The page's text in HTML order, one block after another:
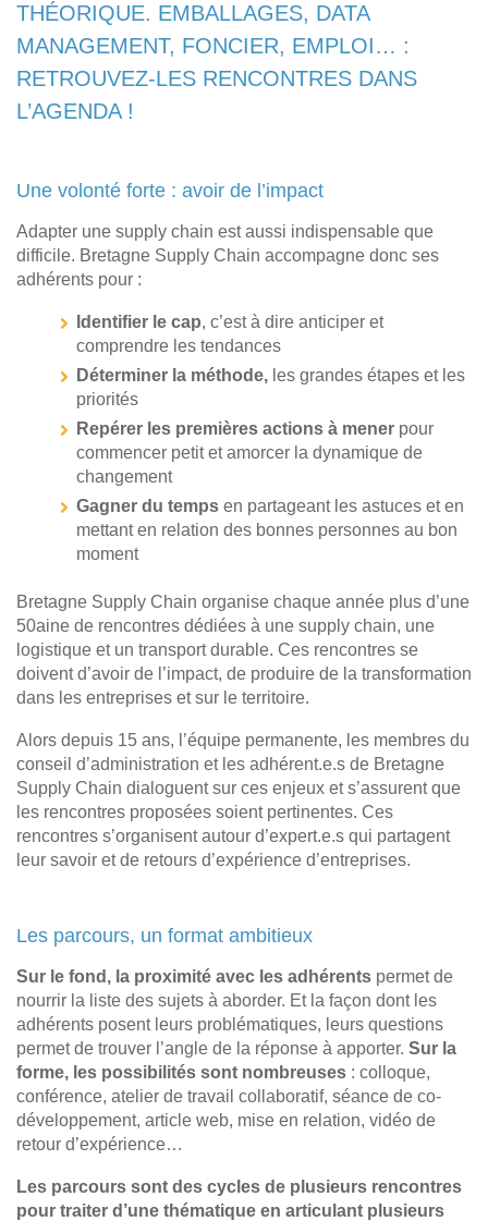
THÉORIQUE. EMBALLAGES, DATA
MANAGEMENT, FONCIER, EMPLOI… :
RETROUVEZ-LES RENCONTRES DANS
L’AGENDA !
Une volonté forte : avoir de l’impact
Adapter une supply chain est aussi indispensable que
difficile. Bretagne Supply Chain accompagne donc ses
adhérents pour :
Identifier le cap, c’est à dire anticiper et
comprendre les tendances
Déterminer la méthode, les grandes étapes et les
priorités
Repérer les premières actions à mener pour
commencer petit et amorcer la dynamique de
changement
Gagner du temps en partageant les astuces et en
mettant en relation des bonnes personnes au bon
moment
Bretagne Supply Chain organise chaque année plus d’une
50aine de rencontres dédiées à une supply chain, une
logistique et un transport durable. Ces rencontres se
doivent d’avoir de l’impact, de produire de la transformation
dans les entreprises et sur le territoire.
Alors depuis 15 ans, l’équipe permanente, les membres du
conseil d’administration et les adhérent.e.s de Bretagne
Supply Chain dialoguent sur ces enjeux et s’assurent que
les rencontres proposées soient pertinentes. Ces
rencontres s’organisent autour d’expert.e.s qui partagent
leur savoir et de retours d’expérience d’entreprises.
Les parcours, un format ambitieux
Sur le fond, la proximité avec les adhérents permet de
nourrir la liste des sujets à aborder. Et la façon dont les
adhérents posent leurs problématiques, leurs questions
permet de trouver l’angle de la réponse à apporter. Sur la
forme, les possibilités sont nombreuses : colloque,
conférence, atelier de travail collaboratif, séance de co-
développement, article web, mise en relation, vidéo de
retour d’expérience…
Les parcours sont des cycles de plusieurs rencontres
pour traiter d’une thématique en articulant plusieurs